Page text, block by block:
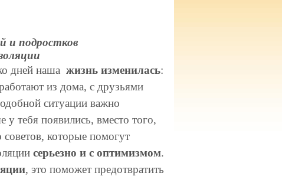
и подростков
дней наша жизнь изменилась:
из дома, с друзьями
ситуации важно
у тебя появились, вместо того,
которые помогут
серьезно и с оптимизмом.
, это поможет предотвратить